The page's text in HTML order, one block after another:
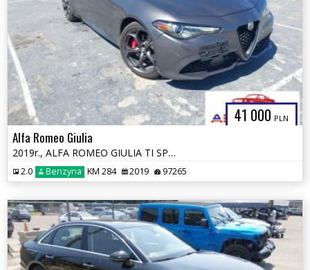
41 000 PLN
Alfa Romeo Giulia
2019r., ALFA ROMEO GIULIA TI SPORT AWD, 2L, od ubezpieczalni
2.0 Benzyna KM 284 2019 97265